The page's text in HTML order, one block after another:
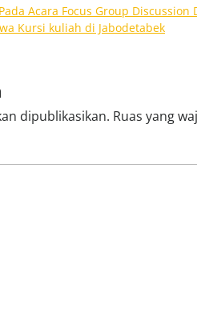
Acara Focus Group Discussion
Kursi kuliah di Jabodetabek
dipublikasikan. Ruas yang